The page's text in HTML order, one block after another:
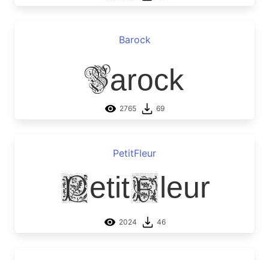
Barock
Barock
2765 69
PetitFleur
PetitFleur
2024 46